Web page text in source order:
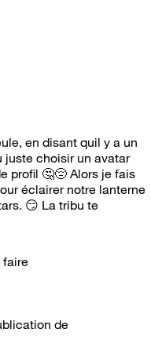
en disant quil y a un
choisir un avatar
profil 🤔😔 Alors je fais
éclairer notre lanterne
😏 La tribu te
faire
de